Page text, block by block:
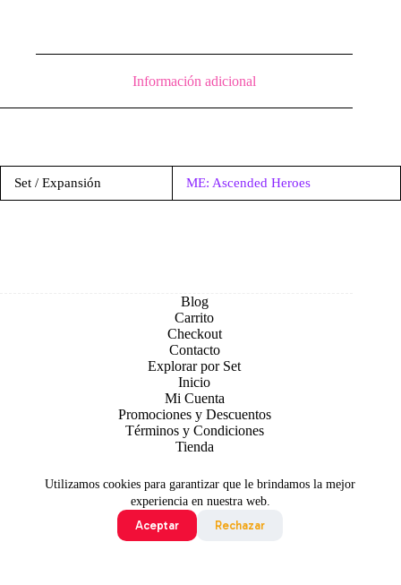
Utilizamos cookies para garantizar que le brindamos la mejor
experiencia en nuestra web.
Aceptar
Rechazar
Información adicional
Set / Expansión ME: Ascended Heroes
Blog
Carrito
Checkout
Contacto
Explorar por Set
Inicio
Mi Cuenta
Promociones y Descuentos
Términos y Condiciones
Tienda
Todo contenido original es sujeto de Copyright © 2026 TCG